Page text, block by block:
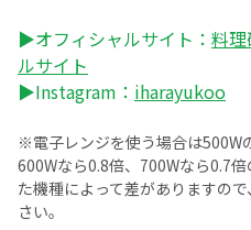
▶オフィシャルサイト： 料
ルサイト
▶Instagram： iharayukoo
※電子レンジを使う場合は500W
600Wなら0.8倍、700Wなら0.7
た機種によって差がありますの
さい。